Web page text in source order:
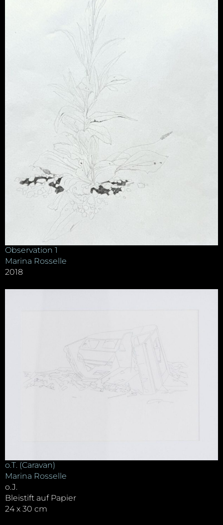
Observation 1
Marina Rosselle
2018
o.T. (Caravan)
Marina Rosselle
o.J.
Bleistift auf Papier
24 x 30 cm